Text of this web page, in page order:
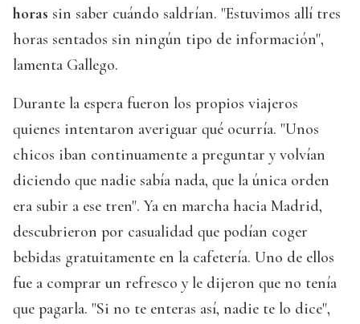
horas sin saber cuándo saldrían. "Estuvimos allí tres
horas sentados sin ningún tipo de información",
lamenta Gallego.
Durante la espera fueron los propios viajeros
quienes intentaron averiguar qué ocurría. "Unos
chicos iban continuamente a preguntar y volvían
diciendo que nadie sabía nada, que la única orden
era subir a ese tren". Ya en marcha hacia Madrid,
descubrieron por casualidad que podían coger
bebidas gratuitamente en la cafetería. Uno de ellos
fue a comprar un refresco y le dijeron que no tenía
que pagarla. "Si no te enteras así, nadie te lo dice",